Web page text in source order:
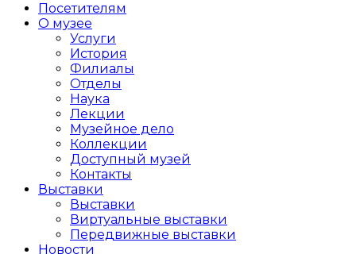
Посетителям
О музее
Услуги
История
Филиалы
Отделы
Наука
Лекции
Музейное дело
Коллекции
Доступный музей
Контакты
Выставки
Выставки
Виртуальные выставки
Передвижные выставки
Новости